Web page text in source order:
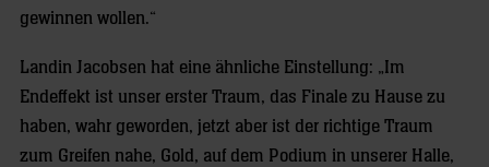
gewinnen wollen.“
Landin Jacobsen hat eine ähnliche Einstellung: „Im
Endeffekt ist unser erster Traum, das Finale zu Hause zu
haben, wahr geworden, jetzt aber ist der richtige Traum
zum Greifen nahe, Gold, auf dem Podium in unserer Halle,